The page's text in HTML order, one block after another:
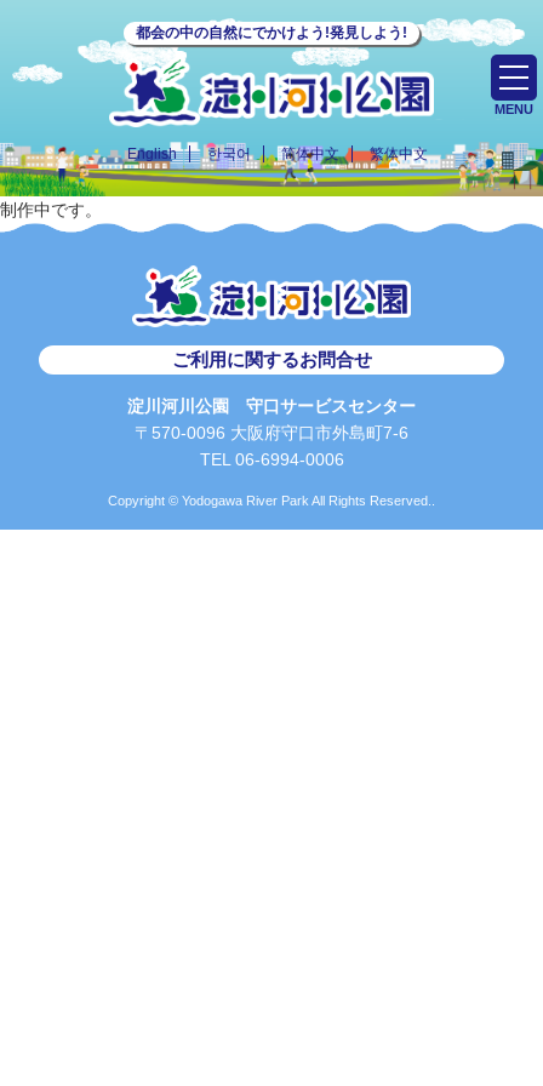
都会の中の自然にでかけよう!発見しよう!
English 한국어 简体中文 繁体中文
MENU
制作中です。
ご利用に関するお問合せ
淀川河川公園 守口サービスセンター
〒570-0096 大阪府守口市外島町7-6
TEL 06-6994-0006
Copyright © Yodogawa River Park All Rights Reserved..